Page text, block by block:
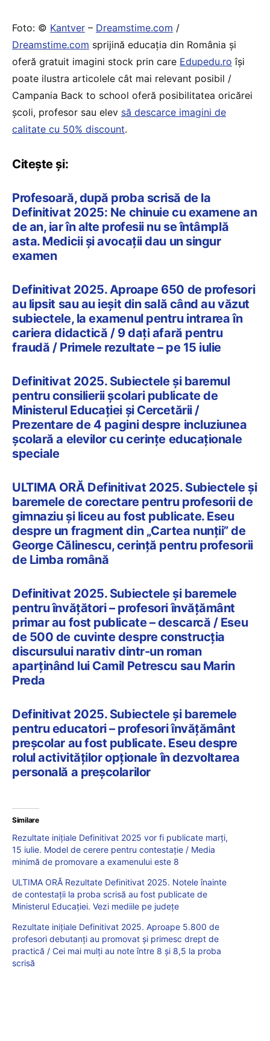
Foto: © Kantver – Dreamstime.com /
Dreamstime.com sprijină educaţia din România şi
oferă gratuit imagini stock prin care Edupedu.ro îşi
poate ilustra articolele cât mai relevant posibil /
Campania Back to school oferă posibilitatea oricărei
școli, profesor sau elev să descarce imagini de
calitate cu 50% discount.
Citește și:
Profesoară, după proba scrisă de la
Definitivat 2025: Ne chinuie cu examene an
de an, iar în alte profesii nu se întâmplă
asta. Medicii și avocații dau un singur
examen
Definitivat 2025. Aproape 650 de profesori
au lipsit sau au ieșit din sală când au văzut
subiectele, la examenul pentru intrarea în
cariera didactică / 9 dați afară pentru
fraudă / Primele rezultate – pe 15 iulie
Definitivat 2025. Subiectele și baremul
pentru consilierii școlari publicate de
Ministerul Educației și Cercetării /
Prezentare de 4 pagini despre incluziunea
școlară a elevilor cu cerințe educaționale
speciale
ULTIMA ORĂ Definitivat 2025. Subiectele și
baremele de corectare pentru profesorii de
gimnaziu și liceu au fost publicate. Eseu
despre un fragment din „Cartea nunții” de
George Călinescu, cerință pentru profesorii
de Limba română
Definitivat 2025. Subiectele și baremele
pentru învățători – profesori învățământ
primar au fost publicate – descarcă / Eseu
de 500 de cuvinte despre construcția
discursului narativ dintr-un roman
aparţinând lui Camil Petrescu sau Marin
Preda
Definitivat 2025. Subiectele și baremele
pentru educatori – profesori învățământ
preșcolar au fost publicate. Eseu despre
rolul activităților opționale în dezvoltarea
personală a preșcolarilor
Similare
Rezultate inițiale Definitivat 2025 vor fi publicate marți,
15 iulie. Model de cerere pentru contestație / Media
minimă de promovare a examenului este 8
ULTIMA ORĂ Rezultate Definitivat 2025. Notele înainte
de contestații la proba scrisă au fost publicate de
Ministerul Educației. Vezi mediile pe județe
Rezultate inițiale Definitivat 2025. Aproape 5.800 de
profesori debutanți au promovat și primesc drept de
practică / Cei mai mulți au note între 8 și 8,5 la proba
scrisă